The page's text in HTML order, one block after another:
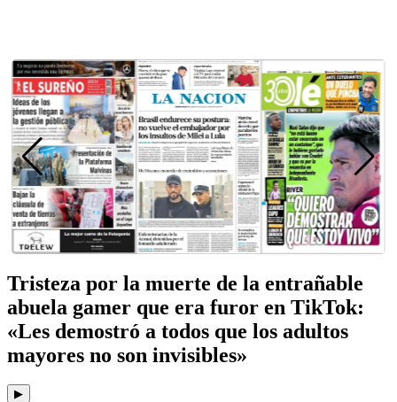
Tristeza por la muerte de la entrañable
abuela gamer que era furor en TikTok:
«Les demostró a todos que los adultos
mayores no son invisibles»
▶